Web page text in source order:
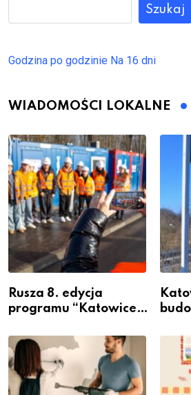
Szukaj
Godzina po godzinie Na 16 dni
WIADOMOŚCI LOKALNE
Rusza 8. edycja
programu “Katowice
– nabór dla
przedsiębiorców